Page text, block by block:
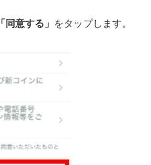
「同意する」 をタップします。